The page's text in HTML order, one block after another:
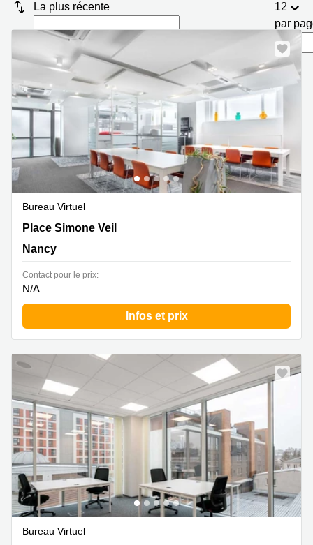
virtuel
Toulouse
Strasbourg
Coworking
Marseille
Centres
d'affaires
Toulouse
Toulouse
Coworking
Centres
Lyon
Location
Paris
Centre
Montpellier
La plus récente
12
par
Bureau Virtuel
3 Place Simone Veil, Nancy
Place Simone Veil
Nancy
Contact pour le prix:
N/A
Infos et prix
Bureau Virtuel